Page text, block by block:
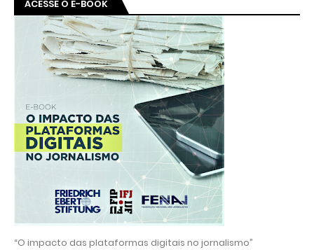
ACESSE O E-BOOK
“O impacto das plataformas digitais no jornalismo”